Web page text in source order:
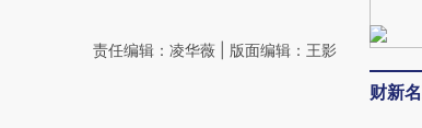
责任编辑：凌华薇 | 版面编辑：王影
财新